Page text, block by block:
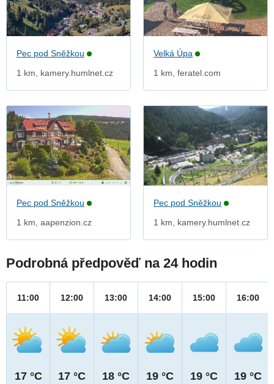
Pec pod Sněžkou
1 km, kamery.humlnet.cz
Velká Úpa
1 km, feratel.com
Pec pod Sněžkou
1 km, aapenzion.cz
Pec pod Sněžkou
1 km, kamery.humlnet.cz
Podrobná předpověď na 24 hodin
11:00
17 °C
12:00
17 °C
13:00
18 °C
14:00
19 °C
15:00
19 °C
16:00
19 °C